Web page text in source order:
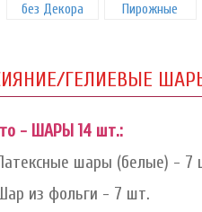
без Декора Пирожные
ГЕЛИЕВЫЕ
- ШАРЫ 14 шт.:
шары (белые) - 7
из фольги - 7 шт.